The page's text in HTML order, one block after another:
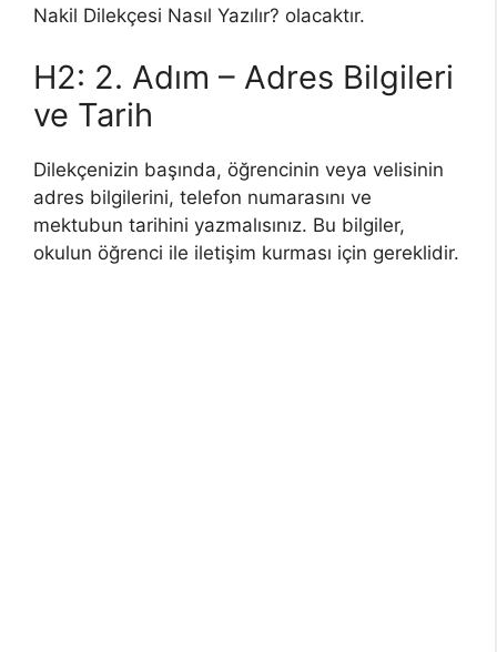
Nakil Dilekçesi Nasıl Yazılır? olacaktır.
H2: 2. Adım – Adres Bilgileri
ve Tarih
Dilekçenizin başında, öğrencinin veya velisinin
adres bilgilerini, telefon numarasını ve
mektubun tarihini yazmalısınız. Bu bilgiler,
okulun öğrenci ile iletişim kurması için gereklidir.